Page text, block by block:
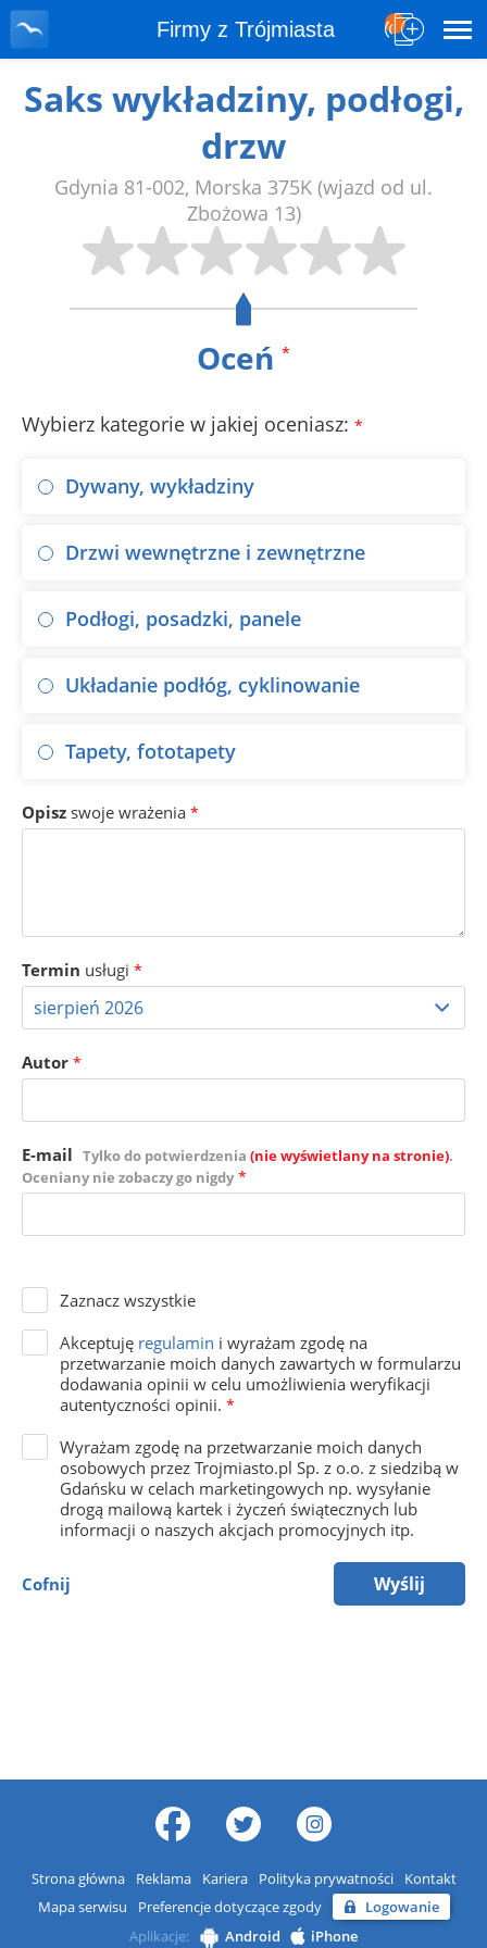
Firmy z Trójmiasta
Saks wykładziny, podłogi,
drzw
Gdynia 81-002, Morska 375K (wjazd od ul.
Zbożowa 13)
Oceń *
Wybierz kategorie w jakiej oceniasz: *
Dywany, wykładziny
Drzwi wewnętrzne i zewnętrzne
Podłogi, posadzki, panele
Układanie podłóg, cyklinowanie
Tapety, fototapety
Opisz swoje wrażenia *
Termin usługi *
Autor *
E-mail Tylko do potwierdzenia (nie wyświetlany na stronie).
Oceniany nie zobaczy go nigdy *
Zaznacz wszystkie
Akceptuję regulamin i wyrażam zgodę na
przetwarzanie moich danych zawartych w formularzu
dodawania opinii w celu umożliwienia weryfikacji
autentyczności opinii. *
Wyrażam zgodę na przetwarzanie moich danych
osobowych przez Trojmiasto.pl Sp. z o.o. z siedzibą w
Gdańsku w celach marketingowych np. wysyłanie
drogą mailową kartek i życzeń świątecznych lub
informacji o naszych akcjach promocyjnych itp.
Cofnij Wyślij
Strona główna Reklama Kariera Polityka prywatności
Kontakt
Mapa serwisu
Preferencje dotyczące zgody
Logowanie
Aplikacje:
Android iPhone